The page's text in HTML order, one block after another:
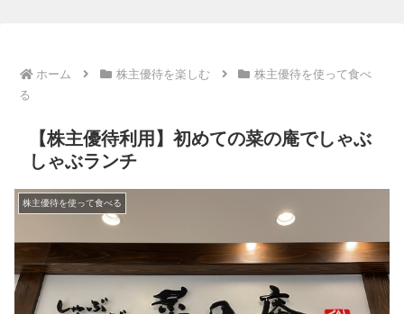
ホーム 株主優待を楽しむ
株主優待を使って食べ
る
【株主優待利用】初めての菜の庵でしゃぶ
しゃぶランチ
株主優待を使って食べる